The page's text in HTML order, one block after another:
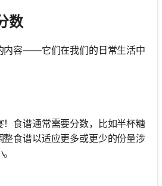
数
内容——它们在我们的日常生活中
！食谱通常需要分数，比如半杯糖
整食谱以适应更多或更少的份量涉